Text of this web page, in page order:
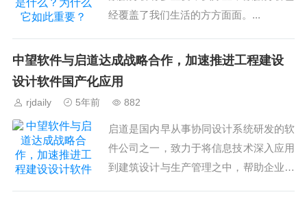
经覆盖了我们生活的方方面面。...
中望软件与启道达成战略合作，加速推进工程建设
设计软件国产化应用
rjdaily 5年前 882
启道是国内早从事协同设计系统研发的软
件公司之一，致力于将信息技术深入应用
到建筑设计与生产管理之中，帮助企业提